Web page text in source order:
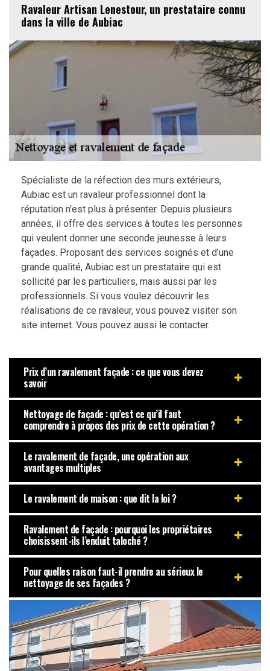
Ravaleur Artisan Lenestour, un prestataire connu
dans la ville de Aubiac
Spécialiste de la réfection des murs extérieurs,
Aubiac est un ravaleur professionnel dont la
réputation n’est plus à présenter. Depuis plusieurs
années, il offre des services à toutes les personnes
qui veulent donner une seconde jeunesse à leurs
façades. Proposant des services soignés et d’une
grande qualité, Aubiac est un prestataire qui est
sollicité par les particuliers, mais aussi par les
professionnels. Si vous voulez découvrir les
réalisations de ce ravaleur, vous pouvez visiter son
site internet. Vous pouvez aussi le contacter.
Prix d’un ravalement façade : ce que vous devez
savoir
Nettoyage de façade : qu’est ce qu’il faut
comprendre à propos des prix de cette opération ?
Le ravalement de façade, une opération aux
avantages multiples
Le ravalement de maison : que dit la loi ?
Ravalement de façade : pourquoi les propriétaires
choisissent-ils l’enduit taloché ?
Pour quelles raison faut-il prendre au sérieux le
nettoyage de ses façades ?